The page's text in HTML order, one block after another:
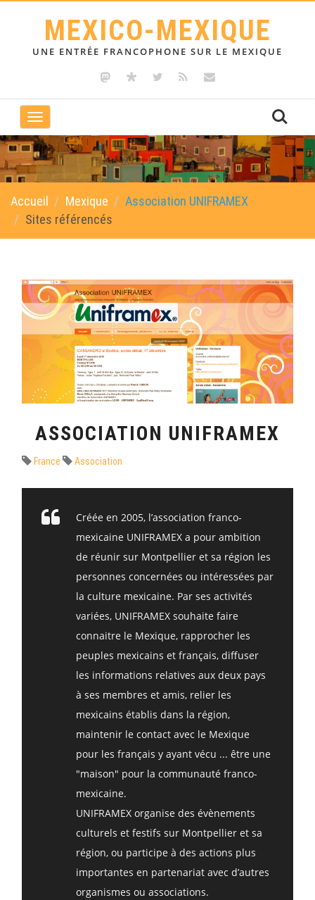
MEXICO-MEXIQUE
UNE ENTRÉE FRANCOPHONE SUR LE MEXIQUE
Toggle
navigation
Accueil Mexique
Association UNIFRAMEX
Sites référencés
ASSOCIATION UNIFRAMEX
France Association
Créée en 2005, l’association franco-
mexicaine UNIFRAMEX a pour ambition
de réunir sur Montpellier et sa région les
personnes concernées ou intéressées par
la culture mexicaine. Par ses activités
variées, UNIFRAMEX souhaite faire
connaitre le Mexique, rapprocher les
peuples mexicains et français, diffuser
les informations relatives aux deux pays
à ses membres et amis, relier les
mexicains établis dans la région,
maintenir le contact avec le Mexique
pour les français y ayant vécu ... être une
"maison" pour la communauté franco-
mexicaine.
UNIFRAMEX organise des évènements
culturels et festifs sur Montpellier et sa
région, ou participe à des actions plus
importantes en partenariat avec d’autres
organismes ou associations.